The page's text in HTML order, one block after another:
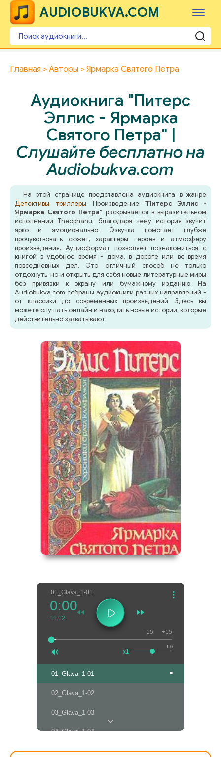
AUDIOBUKVA.COM
Главная Авторы Ярмарка Святого Петра
Аудиокнига "Питерс
Эллис - Ярмарка
Святого Петра" |
Слушайте бесплатно на
Audiobukva.com
На этой странице представлена аудиокнига в жанре
Детективы, триллеры. Произведение "Питерс Эллис -
Ярмарка Святого Петра" раскрывается в выразительном
исполнении Theophanu, благодаря чему история звучит
ярко и эмоционально. Озвучка помогает глубже
прочувствовать сюжет, характеры героев и атмосферу
произведения. Аудиоформат позволяет познакомиться с
книгой в удобное время - дома, в дороге или во время
повседневных дел. Это отличный способ не только
отдохнуть, но и открыть для себя новые литературные миры
без привязки к экрану или бумажному изданию. На
Audiobukva.com собраны аудиокниги разных направлений -
от классики до современных произведений. Здесь вы
можете слушать онлайн и находить новые истории, которые
действительно захватывают.
01_Glava_1-01
0:00
11:12
1.0
x1
-15 +15
01_Glava_1-01
02_Glava_1-02
03_Glava_1-03
04_Glava_1-04
05_Glava_1-05